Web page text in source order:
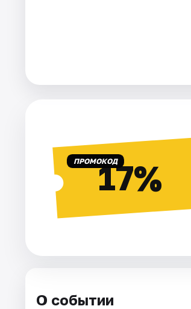
ПРОМОКОД17%
О событии